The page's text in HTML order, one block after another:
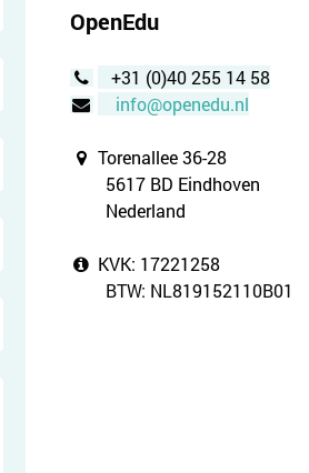
OpenEdu
+31 (0)40 255 14 58
info@openedu.nl
Torenallee 36-28
5617 BD Eindhoven
Nederland
KVK: 17221258
BTW: NL819152110B01